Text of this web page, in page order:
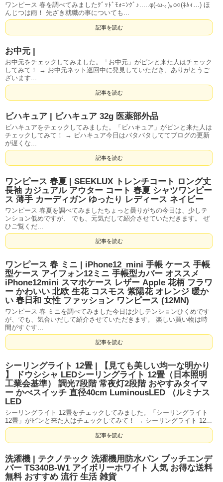
ワンピース 春を調べてみましたｸﾞｯﾄﾞﾓｫﾆﾝｸﾞ♪.....φ(-ω-｡)｡o○(ﾈﾑｨ…) ほ
んじつは雨！ 先ざき就職の事についても...
記事を読む
お中元 |
お中元をチェックしてみました。「お中元」がピンと来た人はチェック
してみて！ → お中元ネット巡回中に発見していただき、ありがとうご
ざいます...
記事を読む
ビハキュア | ビハキュア 32g 医薬部外品
ビハキュアをチェックしてみました。「ビハキュア」がピンと来た人は
チェックしてみて！ → ビハキュア今日はバタバタしててブログの更新
が遅くな...
記事を読む
ワンピース 春夏 | SEEKLUX トレンチコート ロング丈
長袖 カジュアル アウター コート 春夏 シャツワンピー
ス 薄手 カーディガン ゆったり レディース ネイビー
ワンピース 春夏を調べてみましたちょっと曇りがちの今日は、少しテ
ンション低めですが、 でも、元気だして紹介させていただきます。 ぜ
ひご覧くだ...
記事を読む
ワンピース 春 ミニ | iPhone12_mini 手帳 ケース 手帳
型ケース アイフォン12ミニ 手帳型カバー オススメ
iPhone12mini スマホケース レザー Apple 花柄 フラワ
ー かわいい 北欧 生花 コスモス 紫陽花 オレンジ 暖か
い 春日和 女性 ファッション ワンピース (12MN)
ワンピース 春 ミニを調べてみました今日は少しテンションひくめです
が、でも、気合いだして紹介させていただきます。 楽しい買い物は時
間がすぐす...
記事を読む
シーリングライト 12畳 | 【見ても美しい均一な明かり
】 ドウシシャ LEDシーリングライト 12畳（日本照明
工業会基準） 調光7段階 常夜灯2段階 おやすみタイマ
ー かべスイッチ 直径40cm LuminousLED （ルミナス
LED
シーリングライト 12畳をチェックしてみました。「シーリングライト
12畳」がピンと来た人はチェックしてみて！ → シーリングライト 12...
記事を読む
洗濯機 | テクノテック 洗濯機用防水パン プッチエンデ
バー TS340B-W1 アイボリーホワイト 人気 お得な送料
無料 おすすめ 流行 生活 雑貨